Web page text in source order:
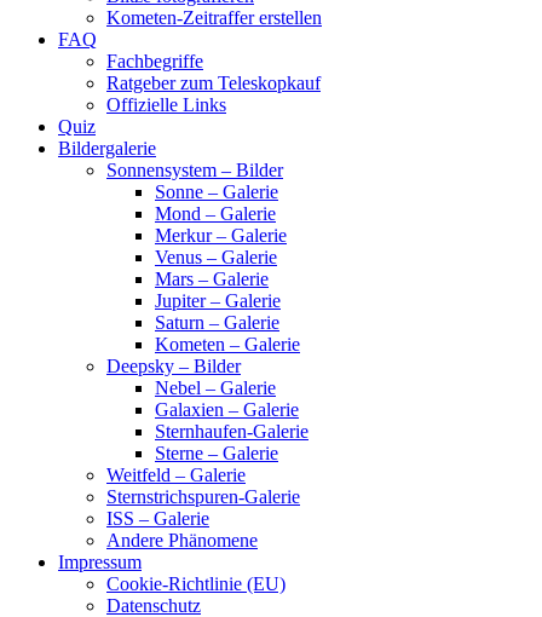
Kometen-Zeitraffer erstellen
FAQ
Fachbegriffe
Ratgeber zum Teleskopkauf
Offizielle Links
Quiz
Bildergalerie
Sonnensystem – Bilder
Sonne – Galerie
Mond – Galerie
Merkur – Galerie
Venus – Galerie
Mars – Galerie
Jupiter – Galerie
Saturn – Galerie
Kometen – Galerie
Deepsky – Bilder
Nebel – Galerie
Galaxien – Galerie
Sternhaufen-Galerie
Sterne – Galerie
Weitfeld – Galerie
Sternstrichspuren-Galerie
ISS – Galerie
Andere Phänomene
Impressum
Cookie-Richtlinie (EU)
Datenschutz